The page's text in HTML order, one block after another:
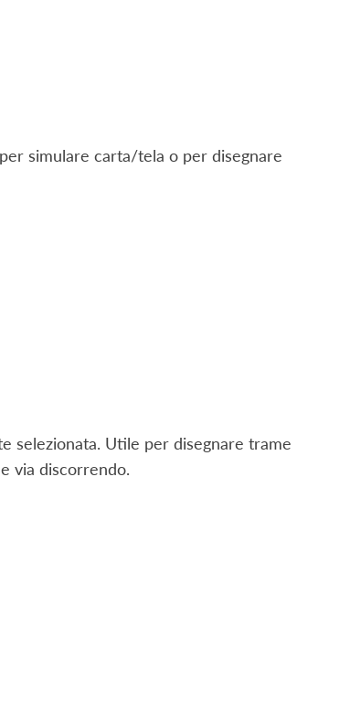
simulare carta/tela o per disegnare
selezionata. Utile per disegnare trame
via discorrendo.